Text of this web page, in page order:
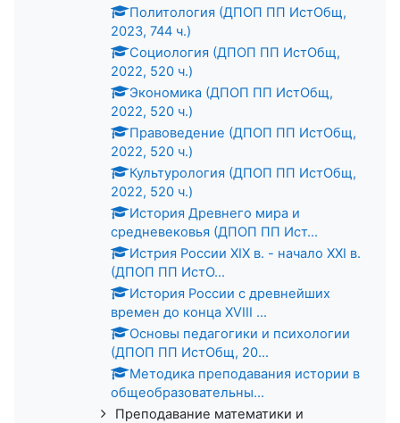
Политология (ДПОП ПП ИстОбщ,
2023, 744 ч.)
Социология (ДПОП ПП ИстОбщ,
2022, 520 ч.)
Экономика (ДПОП ПП ИстОбщ,
2022, 520 ч.)
Правоведение (ДПОП ПП ИстОбщ,
2022, 520 ч.)
Культурология (ДПОП ПП ИстОбщ,
2022, 520 ч.)
История Древнего мира и
средневековья (ДПОП ПП Ист...
Истрия России XIX в. - начало XXI в.
(ДПОП ПП ИстО...
История России с древнейших
времен до конца XVIII ...
Основы педагогики и психологии
(ДПОП ПП ИстОбщ, 20...
Методика преподавания истории в
общеобразовательны...
Преподавание математики и